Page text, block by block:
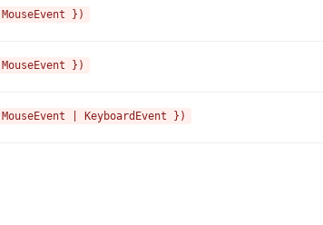
})
})
| KeyboardEvent })